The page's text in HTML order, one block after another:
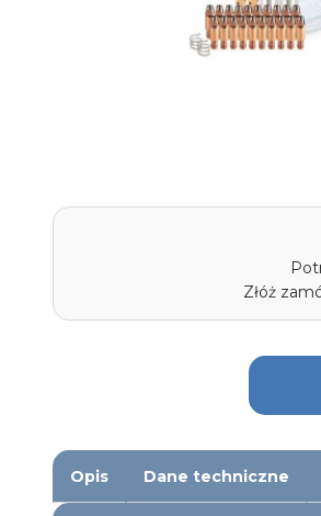
Złóż
Opis Dane techniczne